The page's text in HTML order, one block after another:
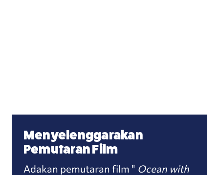
Menyelenggarakan
Pemutaran Film
Adakan pemutaran film " Ocean with